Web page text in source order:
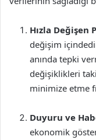
Hızla Değişen
değişim
anında tepki
değişiklikleri
minimize etme
Duyuru ve
ekonomik